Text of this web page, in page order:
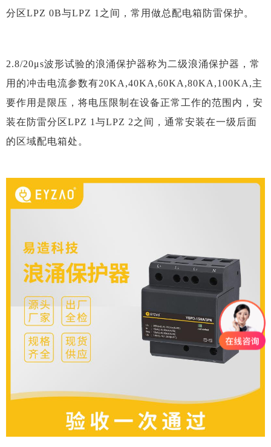
分区LPZ 0B与LPZ 1之间，常用做总配电箱防雷保护。
2.8/20μs波形试验的浪涌保护器称为二级浪涌保护器，常
用的冲击电流参数有20KA,40KA,60KA,80KA,100KA,主
要作用是限压，将电压限制在设备正常工作的范围内，安
装在防雷分区LPZ 1与LPZ 2之间，通常安装在一级后面
的区域配电箱处。